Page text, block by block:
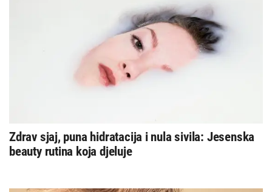
Zdrav sjaj, puna hidratacija i nula sivila: Jesenska
beauty rutina koja djeluje